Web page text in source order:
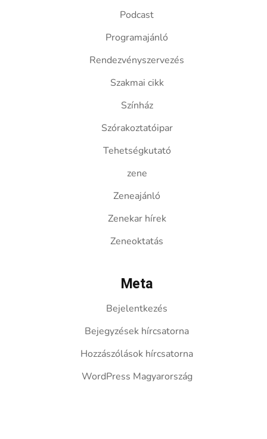
Podcast
Programajánló
Rendezvényszervezés
Szakmai cikk
Színház
Szórakoztatóipar
Tehetségkutató
zene
Zeneajánló
Zenekar hírek
Zeneoktatás
Meta
Bejelentkezés
Bejegyzések hírcsatorna
Hozzászólások hírcsatorna
WordPress Magyarország